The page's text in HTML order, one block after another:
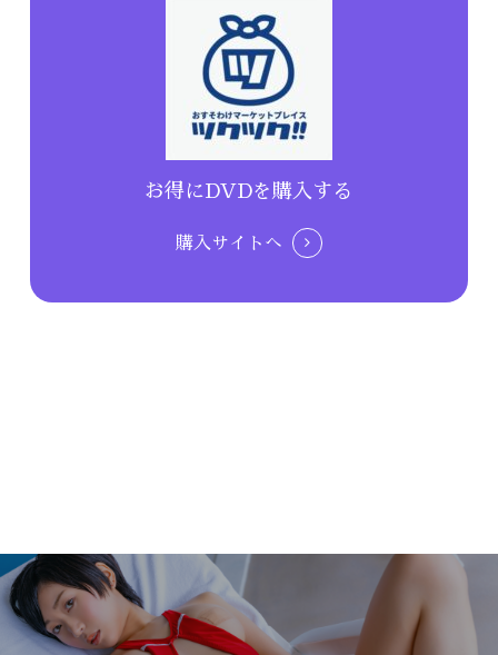
お得にDVDを購入する
購入サイトへ